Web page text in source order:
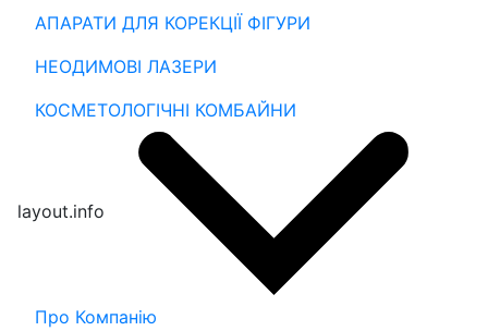
АПАРАТИ ДЛЯ КОРЕКЦІЇ ФІГУРИ
НЕОДИМОВІ ЛАЗЕРИ
КОСМЕТОЛОГІЧНІ КОМБАЙНИ
layout.info
Про Компанію